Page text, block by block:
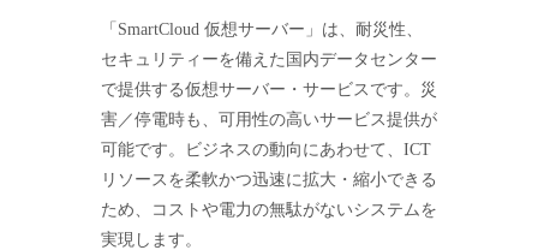
「SmartCloud 仮想サーバー」は、耐災性、
セキュリティーを備えた国内データセンター
で提供する仮想サーバー・サービスです。災
害／停電時も、可用性の高いサービス提供が
可能です。ビジネスの動向にあわせて、ICT
リソースを柔軟かつ迅速に拡大・縮小できる
ため、コストや電力の無駄がないシステムを
実現します。